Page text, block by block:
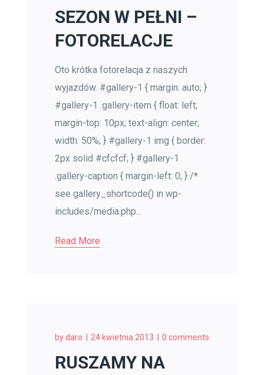
SEZON W PEŁNI –
FOTORELACJE
Oto krótka fotorelacja z naszych
wyjazdów. #gallery-1 { margin: auto; }
#gallery-1 .gallery-item { float: left;
margin-top: 10px; text-align: center;
width: 50%; } #gallery-1 img { border:
2px solid #cfcfcf; } #gallery-1
.gallery-caption { margin-left: 0; } /*
see gallery_shortcode() in wp-
includes/media.php...
Read More
bydaro 24 kwietnia 2013 0 comments
RUSZAMY NA